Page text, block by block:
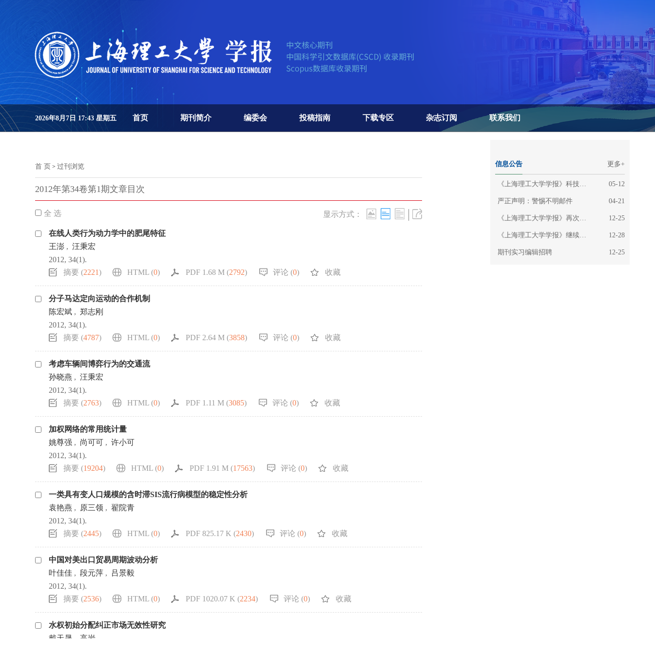
2026年8月7日 17:43 星期五 首页 期刊简介 编委会 投稿指南 下载专区 杂志订阅 联系我们
首 页 > 过刊浏览
2012年第34卷第1期文章目次
全 选 显示方式： |
在线人类行为动力学中的肥尾特征
王澎 , 汪秉宏
2012, 34(1).
摘要 (2221) HTML (0) PDF 1.68 M (2792) 评论 (0) 收藏
分子马达定向运动的合作机制
陈宏斌 , 郑志刚
2012, 34(1).
摘要 (4787) HTML (0) PDF 2.64 M (3858) 评论 (0) 收藏
考虑车辆间博弈行为的交通流
孙晓燕 , 汪秉宏
2012, 34(1).
摘要 (2763) HTML (0) PDF 1.11 M (3085) 评论 (0) 收藏
加权网络的常用统计量
姚尊强 , 尚可可 , 许小可
2012, 34(1).
摘要 (19204) HTML (0) PDF 1.91 M (17563) 评论 (0) 收藏
一类具有变人口规模的含时滞SIS流行病模型的稳定性分析
袁艳燕 , 原三领 , 翟院青
2012, 34(1).
摘要 (2445) HTML (0) PDF 825.17 K (2430) 评论 (0) 收藏
中国对美出口贸易周期波动分析
叶佳佳 , 段元萍 ,
吕景毅
2012, 34(1).
摘要 (2536) HTML (0) PDF 1020.07 K (2234) 评论 (0) 收藏
水权初始分配纠正市场无效性研究
戴天晟
高岩
信息公告 更多+
《上海理工大学学报》科技论文视频摘要征集通知 05-12
严正声明：警惕不明邮件 04-21
《上海理工大学学报》再次入选“中国高校科技期刊案例库优秀科技期刊”和“上海市高校科技期刊案例库优秀科技期刊” 12-25
《上海理工大学学报》继续入编北大中文核心期刊 12-28
期刊实习编辑招聘 12-25